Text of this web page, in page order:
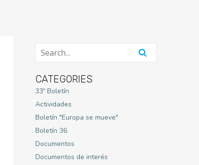
CATEGORIES
33º Boletín
Actividades
Boletín "Europa se mueve"
Boletín 36
Documentos
Documentos de interés